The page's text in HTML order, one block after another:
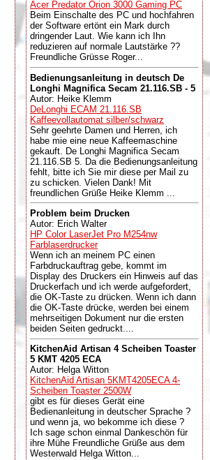
Acer Predator Orion 3000 Gaming PC
Beim Einschalte des PC und hochfahren
der Software ertönt ein Mark durch
dringender Laut. Wie kann ich Ihn
reduzieren auf normale Lautstärke ??
Freundliche Grüsse Roger...
Bedienungsanleitung in deutsch De
Longhi Magnifica Secam 21.116.SB - 5
Autor: Heike Klemm
DeLonghi ECAM 21.116.SB
Kaffeevollautomat silber/schwarz
Sehr geehrte Damen und Herren, ich
habe mie eine neue Kaffeemaschine
gekauft. De Longhi Magnifica Secam
21.116.SB 5. Da die Bedienungsanleitung
fehlt, bitte ich Sie mir diese per Mail zu
zu schicken. Vielen Dank! Mit
freundlichen Grüße Heike Klemm ...
Problem beim Drucken
Autor: Erich Walter
HP Color LaserJet Pro M254nw
Farblaserdrucker
Wenn ich an meinem PC einen
Farbdruckauftrag gebe, kommt im
Display des Druckers ein Hinweis auf das
Druckerfach und ich werde aufgefordert,
die OK-Taste zu drücken. Wenn ich dann
die OK-Taste drücke, werden bei einem
mehrseitigen Dokument nur die ersten
beiden Seiten gedruckt....
KitchenAid Artisan 4 Scheiben Toaster
5 KMT 4205 ECA
Autor: Helga Witton
KitchenAid Artisan 5KMT4205ECA 4-
Scheiben Toaster 2500W
gibt es für dieses Gerät eine
Bedienanleitung in deutscher Sprache ?
und wenn ja, wo bekomme ich diese ?
Ich sage schon einmal Dankeschön für
ihre Mühe Freundliche Grüße aus dem
Westerwald Helga Witton...